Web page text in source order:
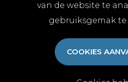
van de website te
gebruiksgemak te
COOKIES
Algemene